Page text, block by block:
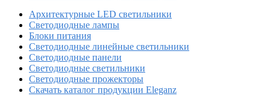
Архитектурные LED светильники
Светодиодные лампы
Блоки питания
Светодиодные линейные светильники
Светодиодные панели
Светодиодные светильники
Светодиодные прожекторы
Скачать каталог продукции Eleganz